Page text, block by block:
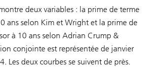
deux variables : la prime de terme
ans selon Kim et Wright et la prime de
à 10 ans selon Adrian Crump &
conjointe est représentée de janvier
Les deux courbes se suivent de près.